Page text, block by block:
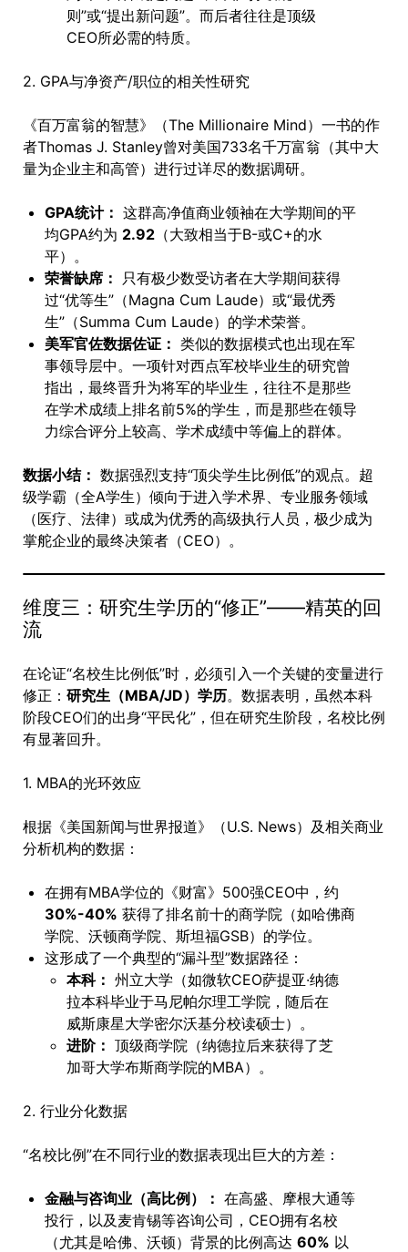
则”或“提出新问题”。而后者往往是顶级
CEO所必需的特质。
2. GPA与净资产/职位的相关性研究
《百万富翁的智慧》（The Millionaire Mind）一书的作
者Thomas J. Stanley曾对美国733名千万富翁（其中大
量为企业主和高管）进行过详尽的数据调研。
GPA统计： 这群高净值商业领袖在大学期间的平
均GPA约为 2.92（大致相当于B-或C+的水
平）。
荣誉缺席：
只有极少数受访者在大学期间获得
过“优等生”（Magna Cum Laude）或“最优秀
生”（Summa Cum Laude）的学术荣誉。
美军官佐数据佐证： 类似的数据模式也出现在军
事领导层中。一项针对西点军校毕业生的研究曾
指出，最终晋升为将军的毕业生，往往不是那些
在学术成绩上排名前5%的学生，而是那些在领导
力综合评分上较高、学术成绩中等偏上的群体。
数据小结： 数据强烈支持“顶尖学生比例低”的观点。超
级学霸（全A学生）倾向于进入学术界、专业服务领域
（医疗、法律）或成为优秀的高级执行人员，极少成为
掌舵企业的最终决策者（CEO）。
维度三：研究生学历的“修正”——精英的回
流
在论证“名校生比例低”时，必须引入一个关键的变量进行
修正： 研究生（MBA/JD）学历。数据表明，虽然本科
阶段CEO们的出身“平民化”，但在研究生阶段，名校比例
有显著回升。
1. MBA的光环效应
根据《美国新闻与世界报道》（U.S. News）及相关商业
分析机构的数据：
在拥有MBA学位的《财富》500强CEO中，约
30%-40% 获得了排名前十的商学院（如哈佛商
学院、沃顿商学院、斯坦福GSB）的学位。
这形成了一个典型的“漏斗型”数据路径：
本科： 州立大学（如微软CEO萨提亚·纳德
拉本科毕业于马尼帕尔理工学院，随后在
威斯康星大学密尔沃基分校读硕士）。
进阶： 顶级商学院（纳德拉后来获得了芝
加哥大学布斯商学院的MBA）。
2. 行业分化数据
“名校比例”在不同行业的数据表现出巨大的方差：
金融与咨询业（高比例）： 在高盛、摩根大通等
投行，以及麦肯锡等咨询公司，CEO拥有名校
（尤其是哈佛、沃顿）背景的比例高达 60% 以